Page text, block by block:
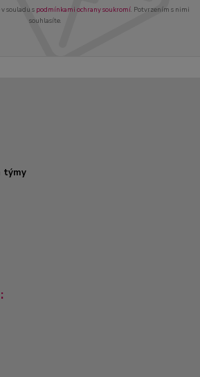
souladu s podmínkami ochrany soukromí. Potvrzením s nimi
souhlasíte.
týmy